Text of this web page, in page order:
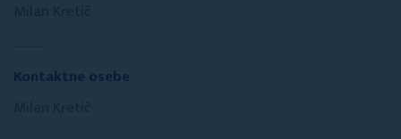
Kontaktne osebe